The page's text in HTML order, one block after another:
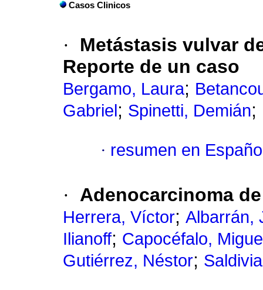
Casos Clinicos
·
Metástasis vulvar
Reporte de un caso
Bergamo, Laura;
Gabriel ; Spinetti, Demián;
· resumen en
· Adenocarcinoma
Herrera, Víctor; Albarrán,
Ilianoff; Capocéfalo,
Gutiérrez, Néstor;